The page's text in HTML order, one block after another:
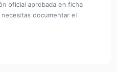
oficial aprobada en ficha
documentar el